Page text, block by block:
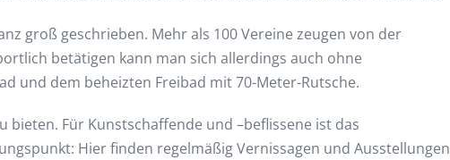
groß geschrieben. Mehr als 100 Vereine zeugen von der
betätigen kann man sich allerdings auch ohne
und dem beheizten Freibad mit 70-Meter-Rutsche.
bieten. Für Kunstschaffende und –beflissene ist das
Hier finden regelmäßig Vernissagen und Ausstellungen